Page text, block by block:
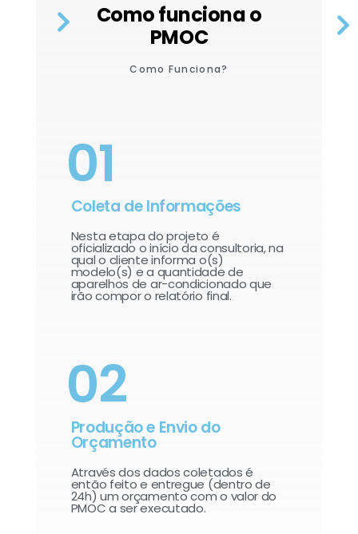
Como funciona o
PMOC
Como Funciona?
01
Coleta de Informações
Nesta etapa do projeto é
oficializado o início da consultoria, na
qual o cliente informa o(s)
modelo(s) e a quantidade de
aparelhos de ar-condicionado que
irão compor o relatório final.​
02
Produção e Envio do
Orçamento
Através dos dados coletados é
então feito e entregue (dentro de
24h) um orçamento com o valor do
PMOC a ser executado.